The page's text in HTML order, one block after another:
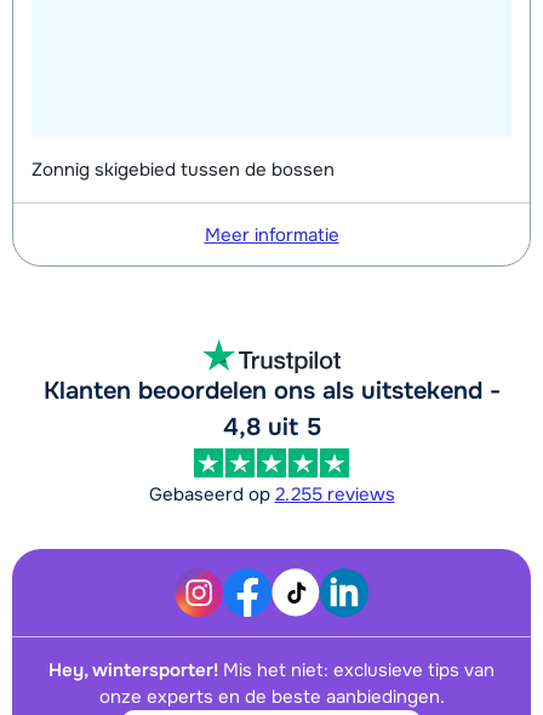
Zonnig skigebied tussen de bossen
Meer informatie
Klanten beoordelen ons als uitstekend -
4,8 uit 5
Gebaseerd op 2.255 reviews
Hey, wintersporter! Mis het niet: exclusieve tips van
onze experts en de beste aanbiedingen.